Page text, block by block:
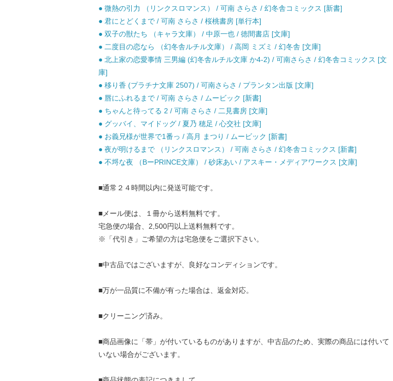
● 微熱の引力 （リンクスロマンス） / 可南 さらさ / 幻冬舎コミックス [新書]
● 君にとどくまで / 可南 さらさ / 桜桃書房 [単行本]
● 双子の獣たち （キャラ文庫） / 中原一也 / 徳間書店 [文庫]
● 二度目の恋なら （幻冬舎ルチル文庫） / 高岡 ミズミ / 幻冬舎 [文庫]
● 北上家の恋愛事情 三男編 (幻冬舎ルチル文庫 か4-2) / 可南さらさ / 幻冬舎コミックス [文
庫]
● 移り香 (プラチナ文庫 2507) / 可南さらさ / プランタン出版 [文庫]
● 唇にふれるまで / 可南 さらさ / ムービック [新書]
● ちゃんと待ってる 2 / 可南 さらさ / 二見書房 [文庫]
● グッバイ、マイドッグ / 夏乃 穂足 / 心交社 [文庫]
● お義兄様が世界で1番っ / 高月 まつり / ムービック [新書]
● 夜が明けるまで （リンクスロマンス） / 可南 さらさ / 幻冬舎コミックス [新書]
● 不埒な夜 （BーPRINCE文庫） / 砂床あい / アスキー・メディアワークス [文庫]
■通常２４時間以内に発送可能です。
■メール便は、１冊から送料無料です。
宅急便の場合、2,500円以上送料無料です。
※「代引き」ご希望の方は宅急便をご選択下さい。
■中古品ではございますが、良好なコンディションです。
■万が一品質に不備が有った場合は、返金対応。
■クリーニング済み。
■商品画像に「帯」が付いているものがありますが、中古品のため、実際の商品には付いて
いない場合がございます。